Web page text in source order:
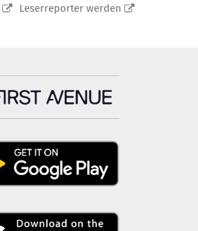
Leserreporter werden